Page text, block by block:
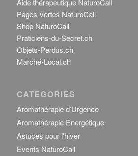
Aide thérapeutique NaturoCall
Pages-vertes NaturoCall
Shop NaturoCall
Praticiens-du-Secret.ch
Objets-Perdus.ch
Marché-Local.ch
CATEGORIES
Aromathérapie d’Urgence
Aromathérapie Energétique
Astuces pour l'hiver
Events NaturoCall